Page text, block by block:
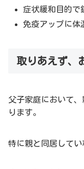
症状緩和目的で
免疫アップに体
取りあえず、
父子家庭において
ります。
特に親と同居してい